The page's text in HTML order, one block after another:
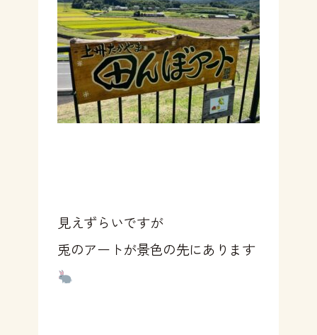
見えずらいですが
兎のアートが景色の先にあります